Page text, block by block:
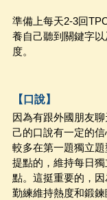
準備上每天2-3回
養自己聽到關鍵字
度。
【口說】
因為有跟外國朋友
己的口說有一定的
較多在第一題獨立
提點的，維持每日
點。這挺重要的，
勤練維持熱度和鍛鍊